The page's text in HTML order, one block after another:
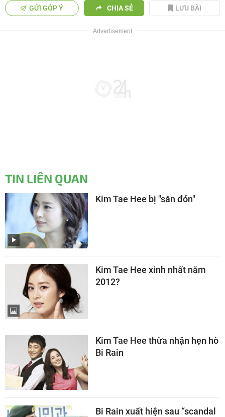
GỬI GÓP Ý CHIA SẺ LƯU BÀI
TIN LIÊN QUAN
Kim Tae Hee bị "săn đón"
Kim Tae Hee xinh nhất năm
2012?
Kim Tae Hee thừa nhận hẹn hò
Bi Rain
Bi Rain xuất hiện sau “scandal